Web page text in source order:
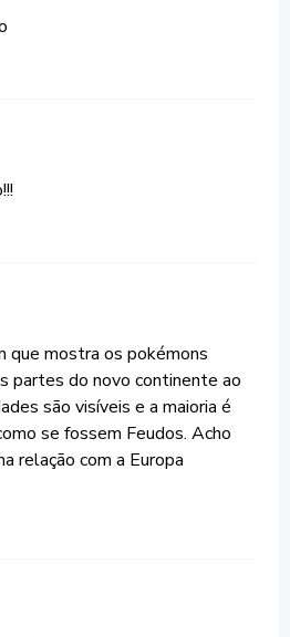
que mostra os pokémons
partes do novo continente ao
são visíveis e a maioria é
se fossem Feudos. Acho
relação com a Europa